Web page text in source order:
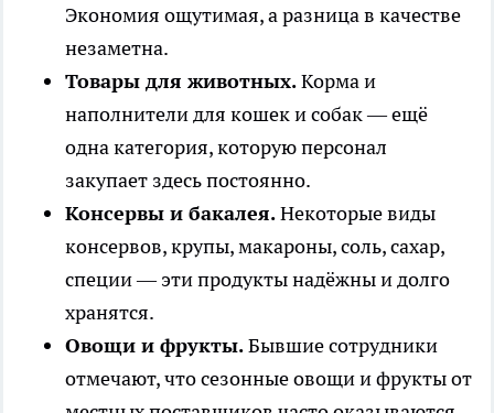
Экономия ощутимая, а разница в качестве
незаметна.
Товары для животных.Корма и
наполнители для кошек и собак — ещё
одна категория, которую персонал
закупает здесь постоянно.
Консервы и бакалея.Некоторые виды
консервов, крупы, макароны, соль, сахар,
специи — эти продукты надёжны и долго
хранятся.
Овощи и фрукты.Бывшие сотрудники
отмечают, что сезонные овощи и фрукты от